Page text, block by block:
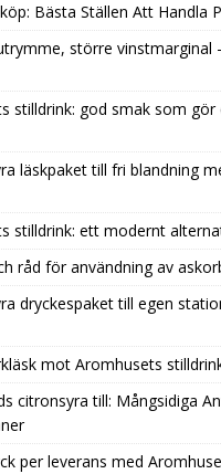
Bästa Ställen Att Handla
större vinstmarginal
stilldrink: god smak som
läskpaket till fri blandning
stilldrink: ett modernt
råd för användning av
dryckespaket till egen
mot Aromhusets
citronsyra till: Mångsidiga
per leverans med